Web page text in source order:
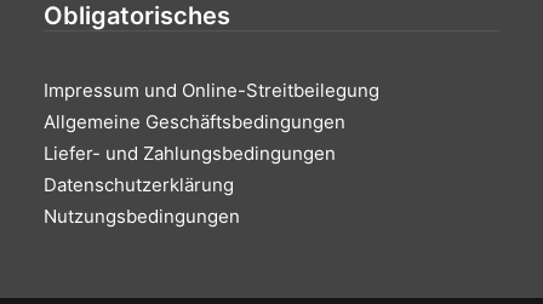
Obligatorisches
Impressum und Online-Streitbeilegung
Allgemeine Geschäftsbedingungen
Liefer- und Zahlungsbedingungen
Datenschutzerklärung
Nutzungsbedingungen